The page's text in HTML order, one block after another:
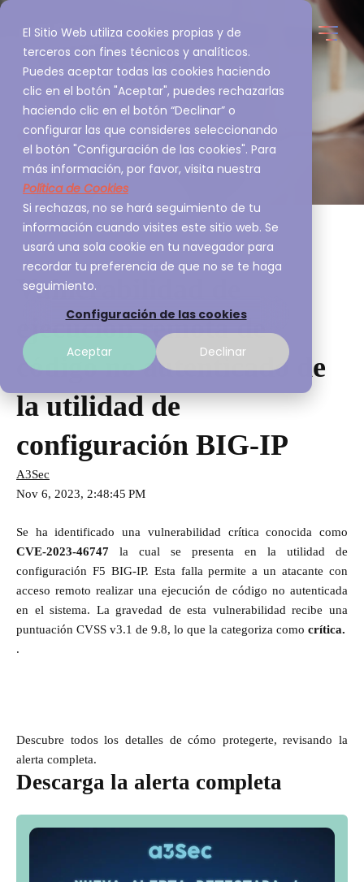
El Sitio Web utiliza cookies propias y de
terceros con fines técnicos y analíticos.
Puedes aceptar todas las cookies haciendo
clic en el botón "Aceptar", puedes rechazarlas
haciendo clic en el botón “Declinar” o
configurar las que consideres seleccionando
el botón "Configuración de las cookies". Para
más información, por favor, visita nuestra
Política de Cookies
Si rechazas, no se hará seguimiento de tu
información cuando visites este sitio web. Se
usará una sola cookie en tu navegador para
recordar tu preferencia de que no se te haga
seguimiento.
Configuración de las cookies
Aceptar Declinar
Vulnerabilidad de
ejecución remota de
código no autenticado de
la utilidad de
configuración BIG-IP
A3Sec
Nov 6, 2023, 2:48:45 PM
Se ha identificado una vulnerabilidad crítica conocida como
CVE-2023-46747 la cual se presenta en la utilidad de
configuración F5 BIG-IP. Esta falla permite a un atacante con
acceso remoto realizar una ejecución de código no autenticada
en el sistema. La gravedad de esta vulnerabilidad recibe una
puntuación CVSS v3.1 de 9.8, lo que la categoriza como crítica.
.
Descubre todos los detalles de cómo protegerte, revisando la
alerta completa.
Descarga la alerta completa